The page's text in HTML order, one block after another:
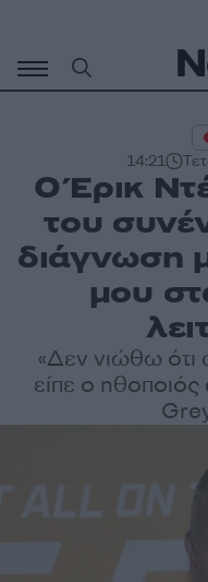
περιεχόμενο
14:21
O Έρικ
του
διάγνωση
μου
«Δεν νιώθω ότι
είπε ο